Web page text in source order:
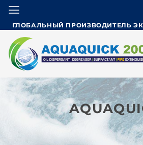
Skip
content
ГЛОБАЛЬНЫЙ ПРОИЗВОДИТЕЛЬ